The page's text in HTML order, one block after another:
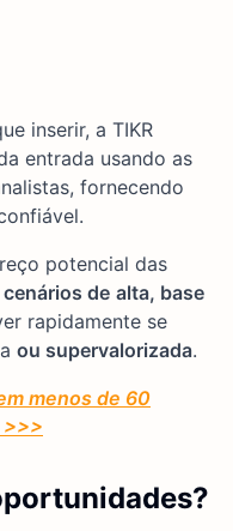
inserir, a TIKR
entrada usando as
fornecendo
potencial das
cenários de alta, base
rapidamente se
ou supervalorizada.
menos de 60
>>>